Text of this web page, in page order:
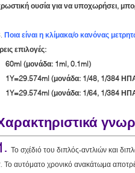
ουσία για να υποχωρήσει,
Ποια είναι η κλίμακα/ο κανόνας
επιλογές:
60ml (μονάδα: 1ml, 0.1ml)
1Y=29.574ml (μονάδα: 1/48, 1/384
1Y=29.574ml (μονάδα: 1/64, 1/384
Το σχέδιό του διπλός-αντλιών και
Το αυτόματο χρονικό ανακάτωμα